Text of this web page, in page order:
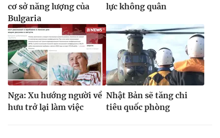
cơ sở năng lượng của
Bulgaria
lực không quân
Nga: Xu hướng người về
hưu trở lại làm việc
Nhật Bản sẽ tăng chi
tiêu quốc phòng